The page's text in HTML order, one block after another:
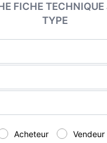
FICHE
TYPE
Acheteur Vendeur